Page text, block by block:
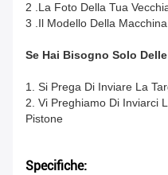
2 .La Foto Della Tua
3 .Il Modello Della
Se Hai Bisogno Solo
1. Si Prega Di Inviare La
2. Vi Preghiamo Di Inviarci
Pistone
Specifiche: